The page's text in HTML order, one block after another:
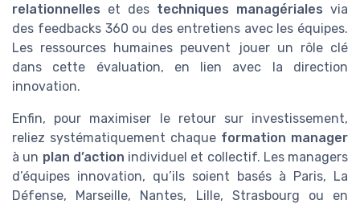
relationnelles et des techniques managériales via
des feedbacks 360 ou des entretiens avec les équipes.
Les ressources humaines peuvent jouer un rôle clé
dans cette évaluation, en lien avec la direction
innovation.
Enfin, pour maximiser le retour sur investissement,
reliez systématiquement chaque formation manager
à un plan d’action individuel et collectif. Les managers
d’équipes innovation, qu’ils soient basés à Paris, La
Défense, Marseille, Nantes, Lille, Strasbourg ou en